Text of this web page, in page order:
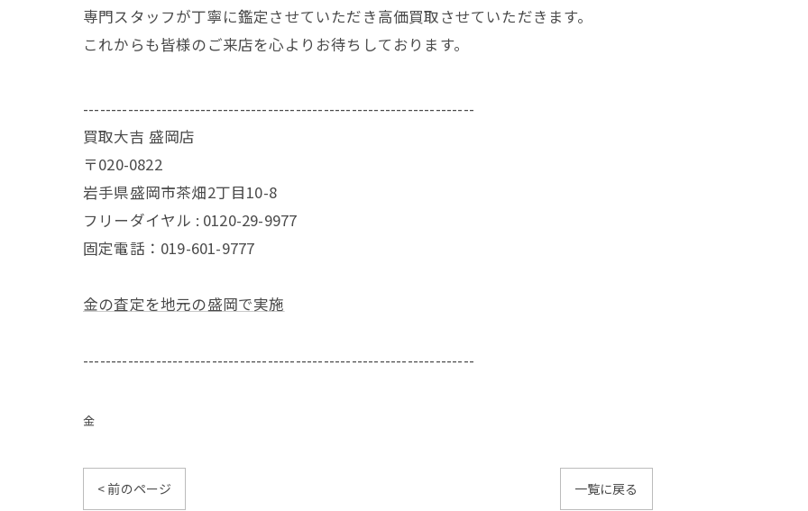
専門スタッフが丁寧に鑑定させていただき高価買取させていただきます。
これからも皆様のご来店を心よりお待ちしております。
----------------------------------------------------------------------
買取大吉 盛岡店
〒020-0822
岩手県盛岡市茶畑2丁目10-8
フリーダイヤル : 0120-29-9977
固定電話：019-601-9777
金の査定を地元の盛岡で実施
----------------------------------------------------------------------
金
< 前のページ 一覧に戻る